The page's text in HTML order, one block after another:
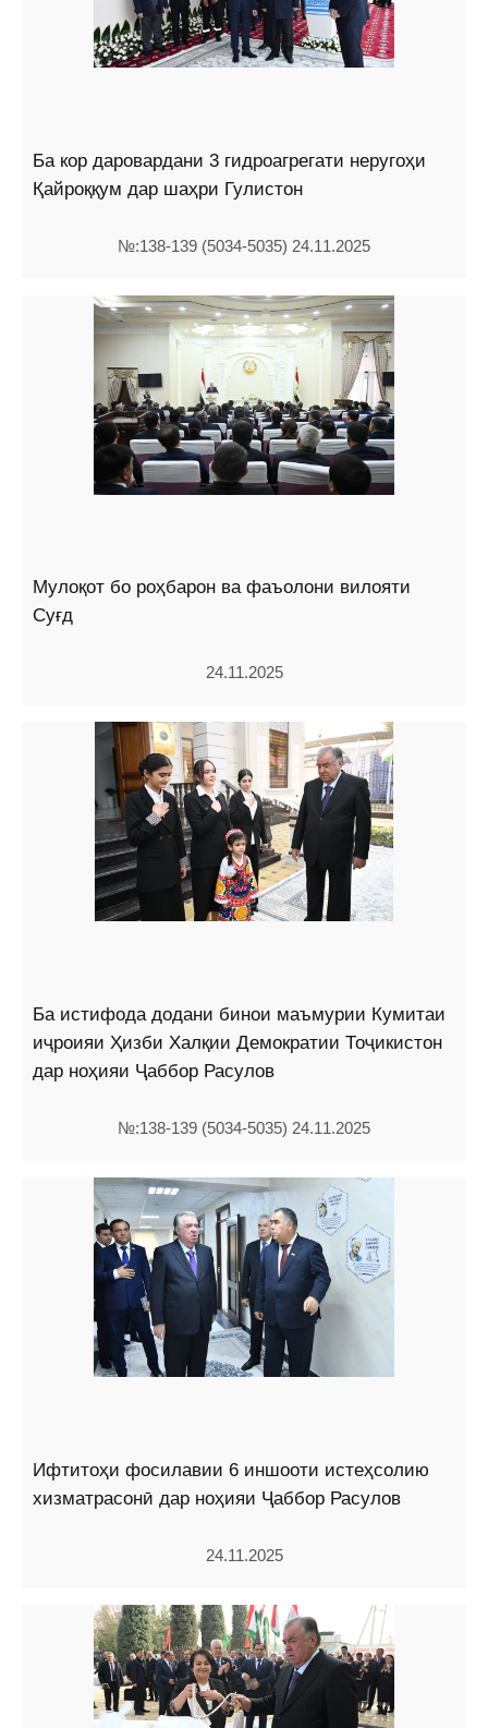
Ба кор даровардани 3 гидроагрегати неругоҳи
Қайроққум дар шаҳри Гулистон
№:138-139 (5034-5035) 24.11.2025
Мулоқот бо роҳбарон ва фаъолони вилояти
Суғд
24.11.2025
Ба истифода додани бинои маъмурии Кумитаи
иҷроияи Ҳизби Халқии Демократии Тоҷикистон
дар ноҳияи Ҷаббор Расулов
№:138-139 (5034-5035) 24.11.2025
Ифтитоҳи фосилавии 6 иншооти истеҳсолию
хизматрасонӣ дар ноҳияи Ҷаббор Расулов
24.11.2025